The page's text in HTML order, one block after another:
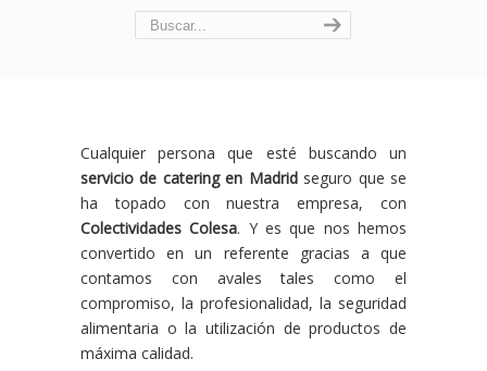
Cualquier persona que esté buscando un
servicio de catering en Madridseguro que se
ha topado con nuestra empresa, con
Colectividades Colesa. Y es que nos hemos
convertido en un referente gracias a que
contamos con avales tales como el
compromiso, la profesionalidad, la seguridad
alimentaria o la utilización de productos de
máxima calidad.